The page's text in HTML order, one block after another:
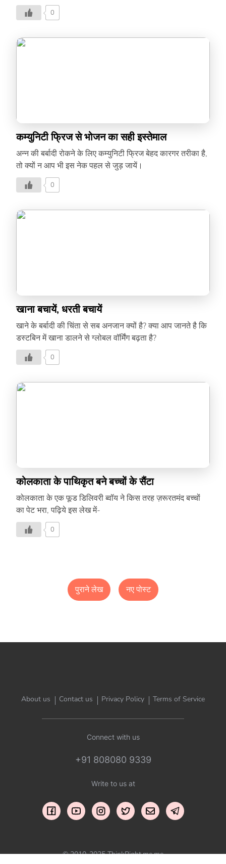
0
कम्युनिटी फ्रिज से भोजन का सही इस्तेमाल
अन्न की बर्बादी रोकने के लिए कम्युनिटी फ्रिज बेहद कारगर तरीका है,
तो क्यों न आप भी इस नेक पहल से जुड़ जायें।
0
खाना बचायें, धरती बचायें
खाने के बर्बादी की चिंता से सब अनजान क्यों है? क्या आप जानते है कि
डस्टबिन में खाना डालने से ग्लोबल वॉर्मिंग बढ़ता है?
0
कोलकाता के पाथिकृत बने बच्चों के सैंटा
कोलकाता के एक फूड डिलिवरी ब्वॉय ने किस तरह ज़रूरतमंद बच्चों
का पेट भरा, पढ़िये इस लेख में-
0
पुराने लेख नए पोस्ट
About us Contact us Privacy Policy Terms of Service
Connect with us
+91 808080 9339
Write to us at
© 2010-2025 ThinkRight.me.me